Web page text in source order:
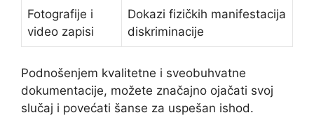
Fotografije i
video zapisi
Dokazi fizičkih manifestacija
diskriminacije
Podnošenjem kvalitetne i sveobuhvatne
dokumentacije, možete značajno ojačati svoj
slučaj i povećati šanse za uspešan ishod.